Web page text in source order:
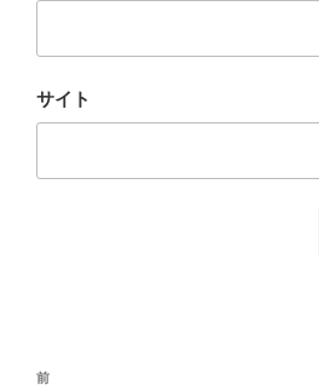
サイト
投
前
前